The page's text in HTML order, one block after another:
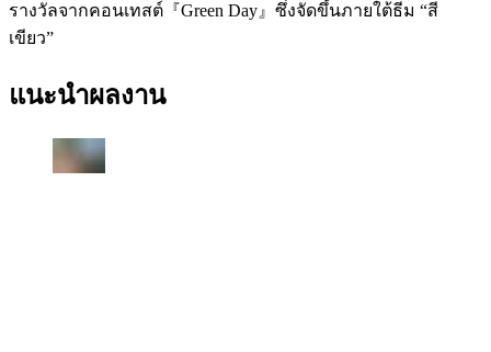
รางวัลจากคอนเทสต์『Green Day』ซึ่งจัดขึ้นภายใต้ธีม “สี
เขียว”
แนะนำผลงาน